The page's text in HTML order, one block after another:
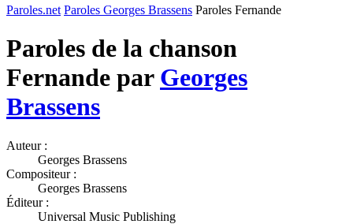
Paroles.net Paroles Georges Brassens Paroles Fernande
Paroles de la chanson
Fernande par Georges
Brassens
Auteur :
Georges Brassens
Compositeur :
Georges Brassens
Éditeur :
Universal Music Publishing